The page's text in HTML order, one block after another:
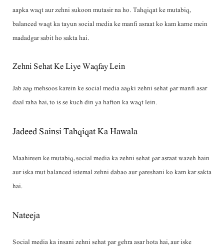
aapka waqt aur zehni sukoon mutasir na ho. Tahqiqat ke mutabiq,
balanced waqt ka tayun social media ke manfi asraat ko kam karne mein
madadgar sabit ho sakta hai.
Zehni Sehat Ke Liye Waqfay Lein
Jab aap mehsoos karein ke social media aapki zehni sehat par manfi asar
daal raha hai, to is se kuch din ya hafton ka waqt lein.
Jadeed Sainsi Tahqiqat Ka Hawala
Maahireen ke mutabiq, social media ka zehni sehat par asraat wazeh hain
aur iska mut balanced istemal zehni dabao aur pareshani ko kam kar sakta
hai.
Nateeja
Social media ka insani zehni sehat par gehra asar hota hai, aur iske